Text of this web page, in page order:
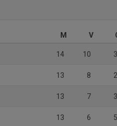
M V
14 10 3
13 8 2
13 7 3
13 6 5